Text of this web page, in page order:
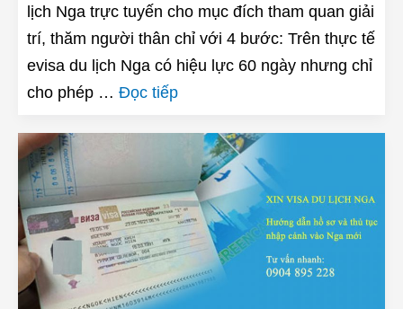
lịch Nga trực tuyến cho mục đích tham quan giải
trí, thăm người thân chỉ với 4 bước: Trên thực tế
evisa du lịch Nga có hiệu lực 60 ngày nhưng chỉ
cho phép … Đọc tiếp